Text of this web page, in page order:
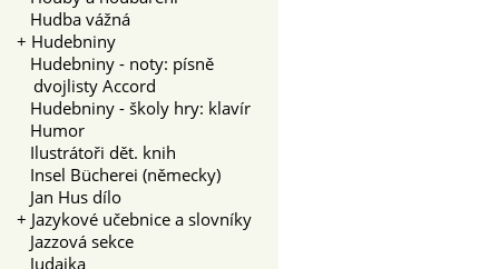
Hudba vážná
+ Hudebniny
Hudebniny - noty: písně
dvojlisty Accord
Hudebniny - školy hry: klavír
Humor
Ilustrátoři dět. knih
Insel Bücherei (německy)
Jan Hus dílo
+ Jazykové učebnice a slovníky
Jazzová sekce
Judaika